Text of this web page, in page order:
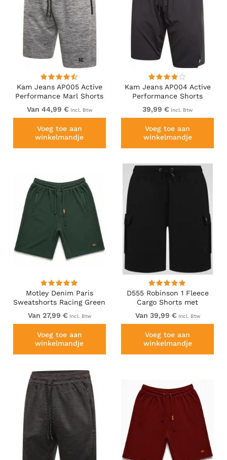
Kam Jeans AP005 Active
Performance Marl Shorts
Grey
Van 44,99 € Incl. Btw
Voeg toe aan
winkelmandje
Kam Jeans AP004 Active
Performance Shorts
Charcoal
39,99 € Incl. Btw
Voeg toe aan
winkelmandje
Motley Denim Paris
Sweatshorts Racing Green
Van 27,99 € Incl. Btw
Voeg toe aan
winkelmandje
D555 Robinson 1 Fleece
Cargo Shorts met
Elastische Taille Zwart
Van 39,99 € Incl. Btw
Voeg toe aan
winkelmandje